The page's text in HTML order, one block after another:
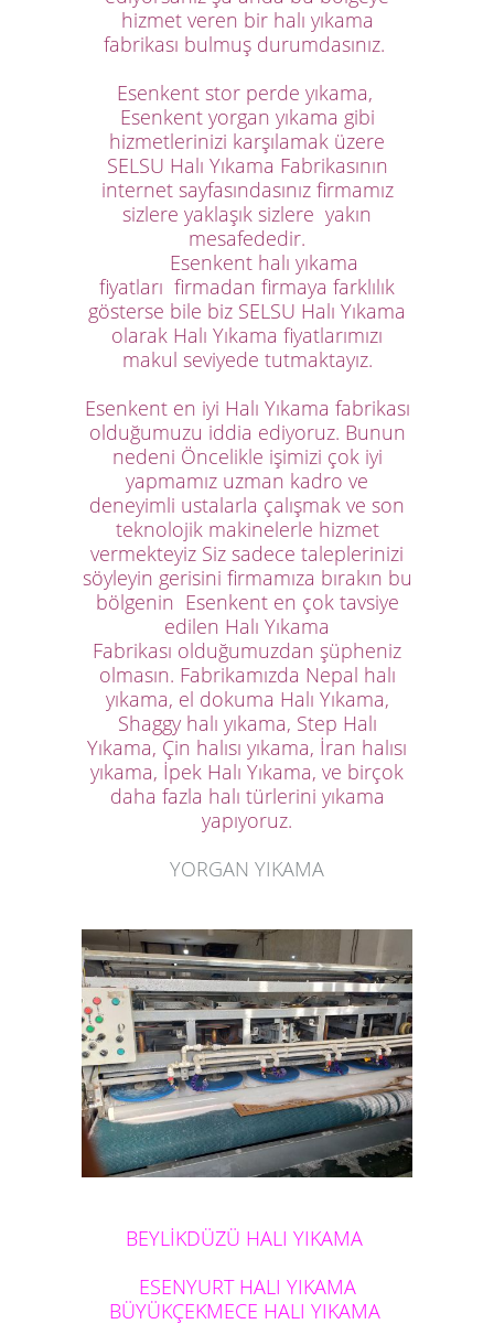
hizmet veren bir halı yıkama
fabrikası bulmuş durumdasınız.
Esenkent stor perde yıkama,
Esenkent yorgan yıkama gibi
hizmetlerinizi karşılamak üzere
SELSU Halı Yıkama Fabrikasının
internet sayfasındasınız firmamız
sizlere yaklaşık sizlere yakın
mesafededir.
Esenkent halı yıkama
fiyatları firmadan firmaya farklılık
gösterse bile biz SELSU Halı Yıkama
olarak Halı Yıkama fiyatlarımızı
makul seviyede tutmaktayız.
Esenkent en iyi Halı Yıkama fabrikası
olduğumuzu iddia ediyoruz. Bunun
nedeni Öncelikle işimizi çok iyi
yapmamız uzman kadro ve
deneyimli ustalarla çalışmak ve son
teknolojik makinelerle hizmet
vermekteyiz Siz sadece taleplerinizi
söyleyin gerisini firmamıza bırakın bu
bölgenin Esenkent en çok tavsiye
edilen Halı Yıkama
Fabrikası olduğumuzdan şüpheniz
olmasın. Fabrikamızda Nepal halı
yıkama, el dokuma Halı Yıkama,
Shaggy halı yıkama, Step Halı
Yıkama, Çin halısı yıkama, İran halısı
yıkama, İpek Halı Yıkama, ve birçok
daha fazla halı türlerini yıkama
yapıyoruz.
YORGAN YIKAMA
BEYLİKDÜZÜ HALI YIKAMA
ESENYURT HALI YIKAMA
BÜYÜKÇEKMECE HALI YIKAMA